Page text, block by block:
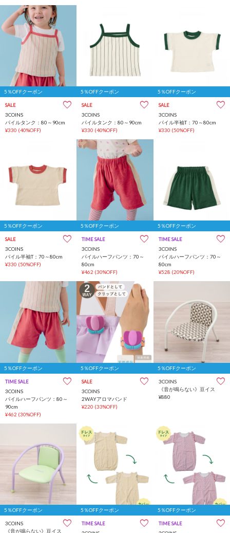
5％OFFクーポン
SALE
3COINS
パイルタンク：80～90cm
¥330 (40%OFF)
5％OFFクーポン
SALE
3COINS
パイルタンク：80～90cm
¥330 (40%OFF)
5％OFFクーポン
SALE
3COINS
パイル半袖T：70～80cm
¥330 (50%OFF)
5％OFFクーポン
SALE
3COINS
パイル半袖T：70～80cm
¥330 (50%OFF)
5％OFFクーポン
TIME SALE
3COINS
パイルハーフパンツ：70～
80cm
¥462 (30%OFF)
5％OFFクーポン
TIME SALE
3COINS
パイルハーフパンツ：70～
80cm
¥528 (20%OFF)
5％OFFクーポン
TIME SALE
3COINS
パイルハーフパンツ：80～
90cm
¥462 (30%OFF)
5％OFFクーポン
SALE
3COINS
2WAYアロマバンド
¥220 (33%OFF)
5％OFFクーポン
3COINS
《音が鳴らない》豆イス
¥880
5％OFFクーポン
3COINS
《音が鳴らない》豆イス
5％OFFクーポン
TIME SALE
5％OFFクーポン
TIME SALE